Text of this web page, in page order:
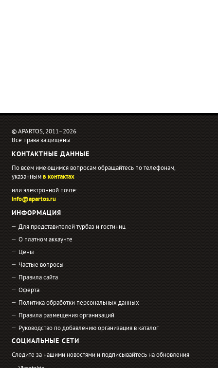
© APARTOS, 2011−2026
Все права защищены
КОНТАКТНЫЕ ДАННЫЕ
По всем имеющимся вопросам обращайтесь по телефонам,
указаннымв контактах
или электронной почте:
info@apartos.ru
ИНФОРМАЦИЯ
Для представителей турбаз и гостиниц
О платном аккаунте
Цены
Частые вопросы
Правила сайта
Оферта
Политика обработки персональных данных
Правила размещения организаций
Руководство по добавлению организация в каталог
СОЦИАЛЬНЫЕ СЕТИ
Следите за нашими новостями и подписывайтесь на обновления